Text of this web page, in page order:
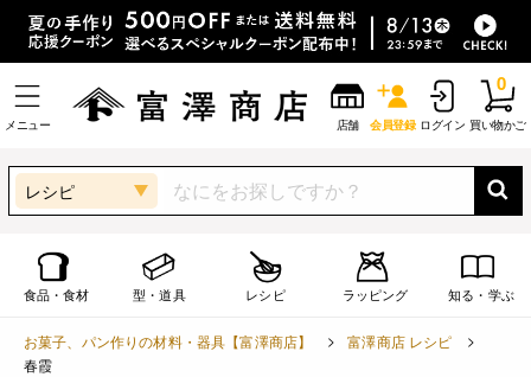
メニュー 店舗 会員登録 ログイン 買い物かご
0
レシピ
食品・食材 型・道具 レシピ ラッピング 知る・学ぶ
お菓子、パン作りの材料・器具【富澤商店】
富澤商店 レシピ
春霞